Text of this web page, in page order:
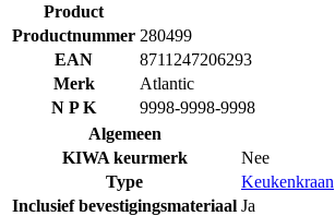
Product
Productnummer 280499
EAN
8711247206293
Merk
Atlantic
N P K
9998-9998-9998
Algemeen
KIWA keurmerk
Nee
Type
Keukenkraan
Inclusief bevestigingsmateriaal Ja